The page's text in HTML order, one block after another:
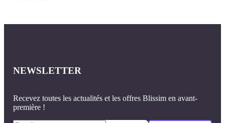
NEWSLETTER
Recevez toutes les actualités et les offres Blissim en avant-
première !